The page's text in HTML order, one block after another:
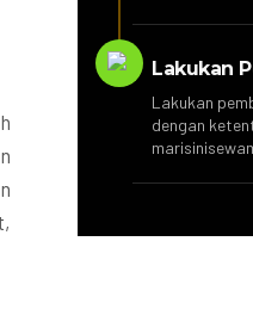
Lakukan
Lakukan
dengan